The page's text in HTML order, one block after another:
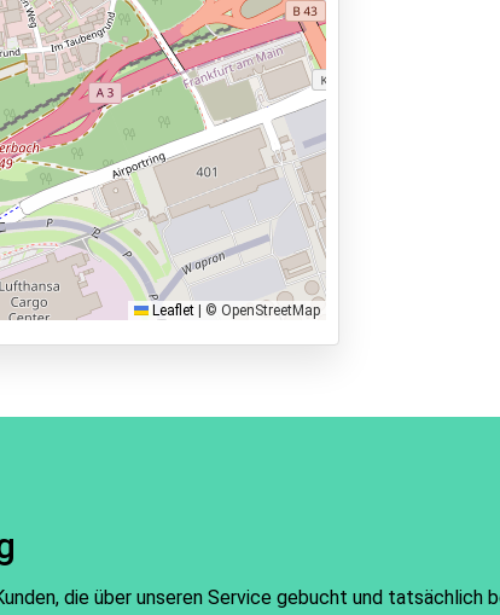
Leaflet © OpenStreetMap
die über unseren Service gebucht und tatsächlich